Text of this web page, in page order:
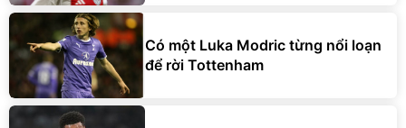
Có một Luka Modric từng nổi loạn
để rời Tottenham